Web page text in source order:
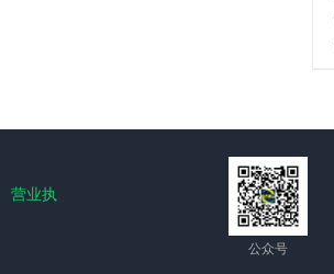
营业执
公众号